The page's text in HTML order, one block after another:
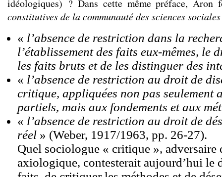
idéologiques) ? Dans cette même préface,
constitutives de la communauté des sciences sociales
« l’absence de restriction dans la
l’établissement des faits eux-mêmes, le
les faits bruts et de les distinguer des
« l’absence de restriction au droit de
critique, appliquées non pas seulement
partiels, mais aux fondements et aux
« l’absence de restriction au droit de
réel » (Weber, 1917/1963, pp. 26-27).
Quel sociologue « critique », adversaire
axiologique, contesterait aujourd’hui le